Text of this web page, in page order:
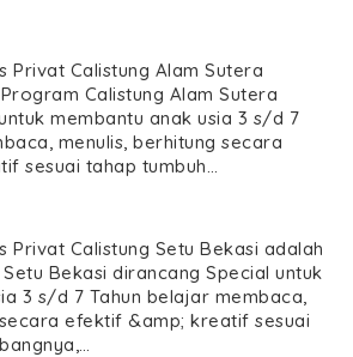
Privat Calistung Alam Sutera
Calistung Alam Sutera
membantu anak usia 3 s/d 7
menulis, berhitung secara
sesuai tahap tumbuh…
Privat Calistung Setu Bekasi adalah
Bekasi dirancang Special untuk
3 s/d 7 Tahun belajar membaca,
efektif &amp; kreatif sesuai